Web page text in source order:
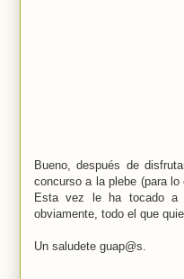
Bueno, después de
concurso a la plebe (para
Esta vez le ha tocado a
obviamente, todo el que
Un saludete guap@s.